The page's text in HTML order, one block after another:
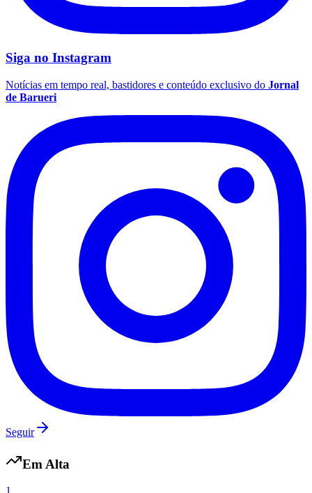
Santos
Flamengo
Siga no Instagram
Notícias em tempo real, bastidores e conteúdo exclusivo do Jornal
de Barueri
Seguir
Em Alta